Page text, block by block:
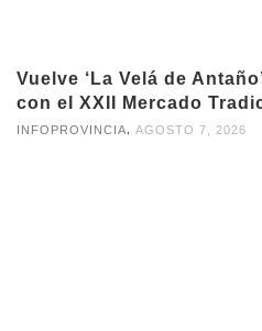
Vuelve ‘La Velá de
con el XXII Mercado
INFOPROVINCIA, AGOSTO 7, 2026